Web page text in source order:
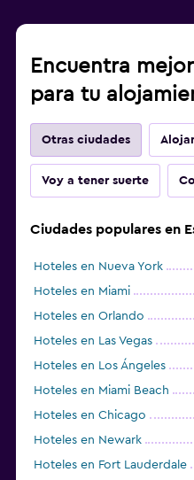
Encuentra
para tu
Otras ciudades
Voy a tener suerte
Ciudades populares en
Hoteles en Nueva York
Hoteles en Miami
Hoteles en Orlando
Hoteles en Las Vegas
Hoteles en Los Ángeles
Hoteles en Miami Beach
Hoteles en Chicago
Hoteles en Newark
Hoteles en Fort Lauderdale